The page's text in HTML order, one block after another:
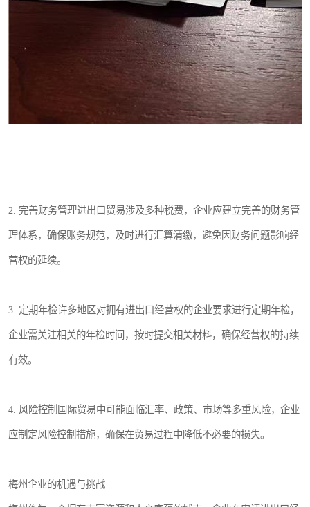
2. 完善财务管理进出口贸易涉及多种税费，企业应建立完善的财务管
理体系，确保账务规范，及时进行汇算清缴，避免因财务问题影响经
营权的延续。
3. 定期年检许多地区对拥有进出口经营权的企业要求进行定期年检，
企业需关注相关的年检时间，按时提交相关材料，确保经营权的持续
有效。
4. 风险控制国际贸易中可能面临汇率、政策、市场等多重风险，企业
应制定风险控制措施，确保在贸易过程中降低不必要的损失。
梅州企业的机遇与挑战